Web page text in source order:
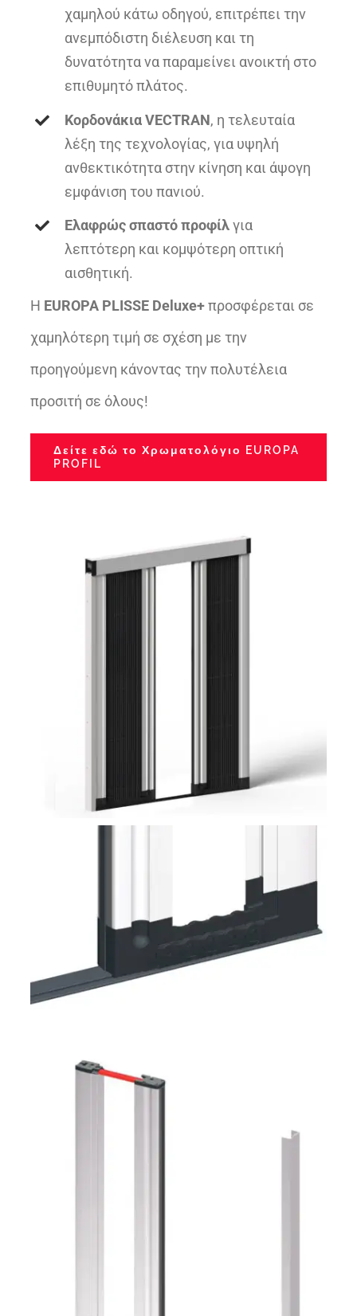
χαμηλού κάτω οδηγού, επιτρέπει την
ανεμπόδιστη διέλευση και τη
δυνατότητα να παραμείνει ανοικτή στο
επιθυμητό πλάτος.
Κορδονάκια VECTRAN, η τελευταία
λέξη της τεχνολογίας, για υψηλή
ανθεκτικότητα στην κίνηση και άψογη
εμφάνιση του πανιού.
Ελαφρώς σπαστό προφίλγια
λεπτότερη και κομψότερη οπτική
αισθητική.
Η EUROPA PLISSE Deluxe+προσφέρεται σε
χαμηλότερη τιμή σε σχέση με την
προηγούμενη κάνοντας την πολυτέλεια
προσιτή σε όλους!
Δείτε εδώ το Χρωματολόγιο EUROPA
PROFIL